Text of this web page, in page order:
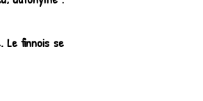
Le finnois se